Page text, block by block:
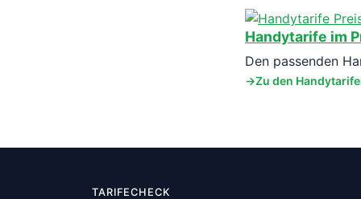
Handytarife im
Den passenden
Zu den
TARIFECHECK